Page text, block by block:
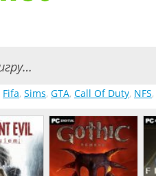
Fifa, Sims, GTA, Call Of Duty, NFS,